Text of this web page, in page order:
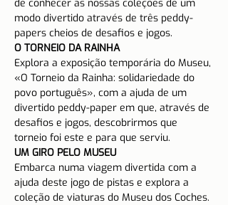
de conhecer as nossas coleções de um
modo divertido através de três peddy-
papers cheios de desafios e jogos.
O TORNEIO DA RAINHA
Explora a exposição temporária do Museu,
«O Torneio da Rainha: solidariedade do
povo português», com a ajuda de um
divertido peddy-paper em que, através de
desafios e jogos, descobrirmos que
torneio foi este e para que serviu.
UM GIRO PELO MUSEU
Embarca numa viagem divertida com a
ajuda deste jogo de pistas e explora a
coleção de viaturas do Museu dos Coches.